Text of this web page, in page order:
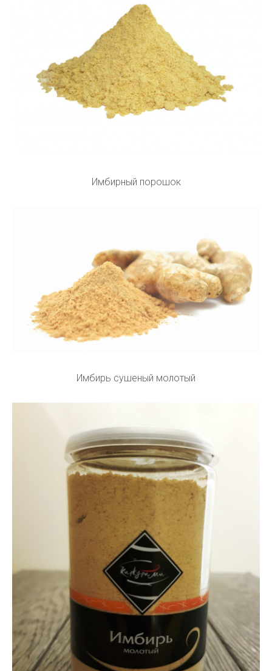
Имбирный порошок
Имбирь сушеный молотый